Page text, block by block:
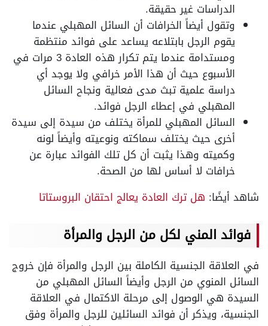
الدراسات غير حقيقة.
وتقول أيضاً الخرافات أن السائل المهبلي عندما
يقوم الرجل بابتلاعه يساعد على فوائد منتظمة
ومستدامة عندما يتم تكرار هذه العادة 3 مرات في
الأسبوع حيث أن هذا الأمر خرافي ولا يوجد أي
دراسة علمية تبث مدى فعالية ونجاح السائل
المهبلي في إعطاء الرجل فوائد.
السائل المهبلي للمرأة يختلف من سيدة إلى سيدة
أخرى حيث يختلف سماكته ونوعيته وأيضاً لونه
وكميته وهذا يثبت أن كل تلك الفوائد عبارة عن
خرافات لا أساس لها من الصحة.
شاهد أيضًا: هل ترك العادة يعالج احتقان البروستاتا
فوائد المني لكل من الرجل والمرأة
في العلاقة الجنسية الكاملة بين الرجل والمرأة فإن خروج
السائل المنوي من الرجل وأيضاً السائل المهبلي من
السيدة هي الوصول إلى مرحلة الاكتمال في العلاقة
الجنسية، ويذكر أن فوائد السائلين للرجل والمرأة وفق